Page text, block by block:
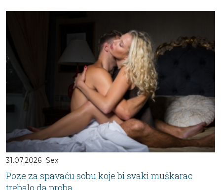
31.07.2026 Sex
Poze za spavaću sobu koje bi svaki muškarac
trebalo da proba